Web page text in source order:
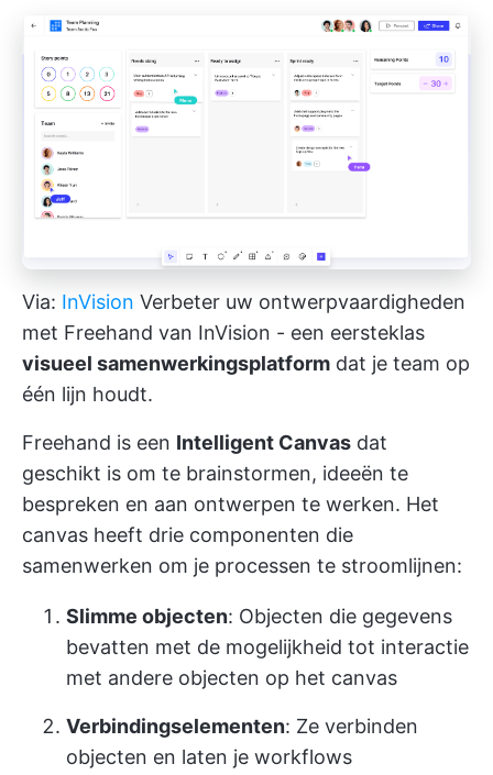
Via: InVision Verbeter uw ontwerpvaardigheden
met Freehand van InVision - een eersteklas
visueel samenwerkingsplatform dat je team op
één lijn houdt.
Freehand is een Intelligent Canvas dat
geschikt is om te brainstormen, ideeën te
bespreken en aan ontwerpen te werken. Het
canvas heeft drie componenten die
samenwerken om je processen te stroomlijnen:
Slimme objecten: Objecten die gegevens
bevatten met de mogelijkheid tot interactie
met andere objecten op het canvas
Verbindingselementen: Ze verbinden
objecten en laten je workflows